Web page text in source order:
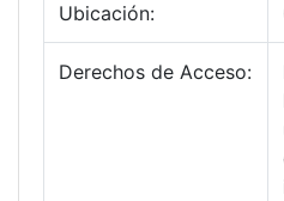
Ubicación:
Derechos de Acceso: